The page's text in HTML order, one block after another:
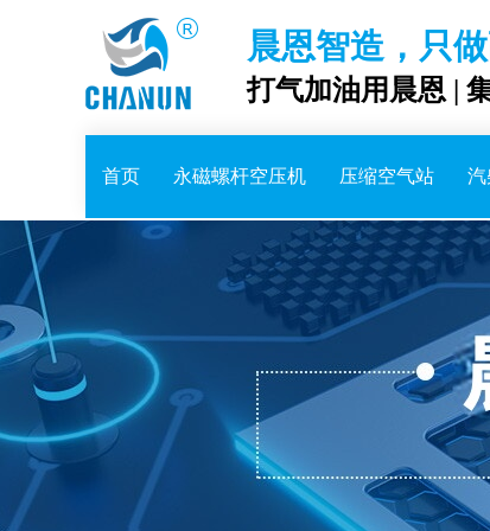
晨恩智造，只
打气加油用晨恩 |
首页 永磁螺杆空压机 压缩空气站 汽